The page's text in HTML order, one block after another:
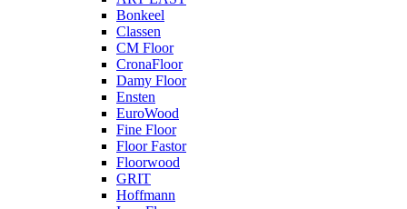
Bonkeel
Classen
CM Floor
CronaFloor
Damy Floor
Ensten
EuroWood
Fine Floor
Floor Fastor
Floorwood
GRIT
Hoffmann